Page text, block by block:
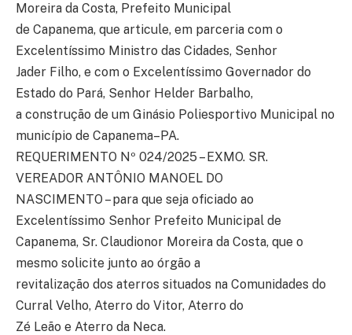
Moreira da Costa, Prefeito Municipal
de Capanema, que articule, em parceria com o
Excelentíssimo Ministro das Cidades, Senhor
Jader Filho, e com o Excelentíssimo Governador do
Estado do Pará, Senhor Helder Barbalho,
a construção de um Ginásio Poliesportivo Municipal no
município de Capanema–PA.
REQUERIMENTO Nº 024/2025 – EXMO. SR.
VEREADOR ANTÔNIO MANOEL DO
NASCIMENTO – para que seja oficiado ao
Excelentíssimo Senhor Prefeito Municipal de
Capanema, Sr. Claudionor Moreira da Costa, que o
mesmo solicite junto ao órgão a
revitalização dos aterros situados na Comunidades do
Curral Velho, Aterro do Vitor, Aterro do
Zé Leão e Aterro da Neca.